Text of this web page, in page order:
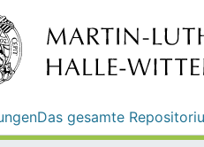
Das gesamte